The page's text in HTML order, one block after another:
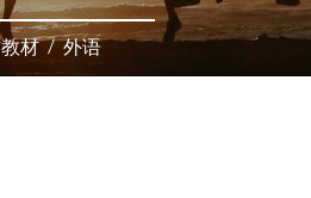
材 / 外语